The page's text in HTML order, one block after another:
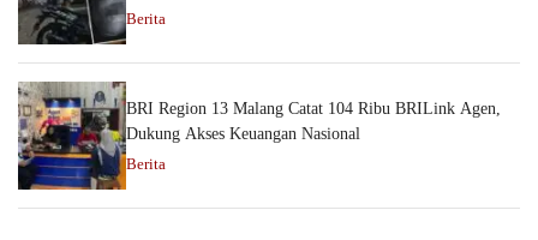
Berita
BRI Region 13 Malang Catat 104 Ribu BRILink Agen,
Dukung Akses Keuangan Nasional
Berita